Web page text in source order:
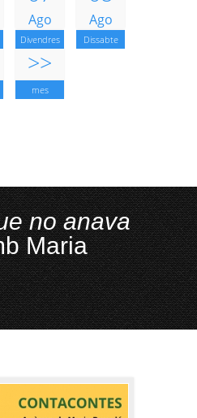
Ago
Divendres
Ago
Dissabte
>>
mes
no anava
Maria